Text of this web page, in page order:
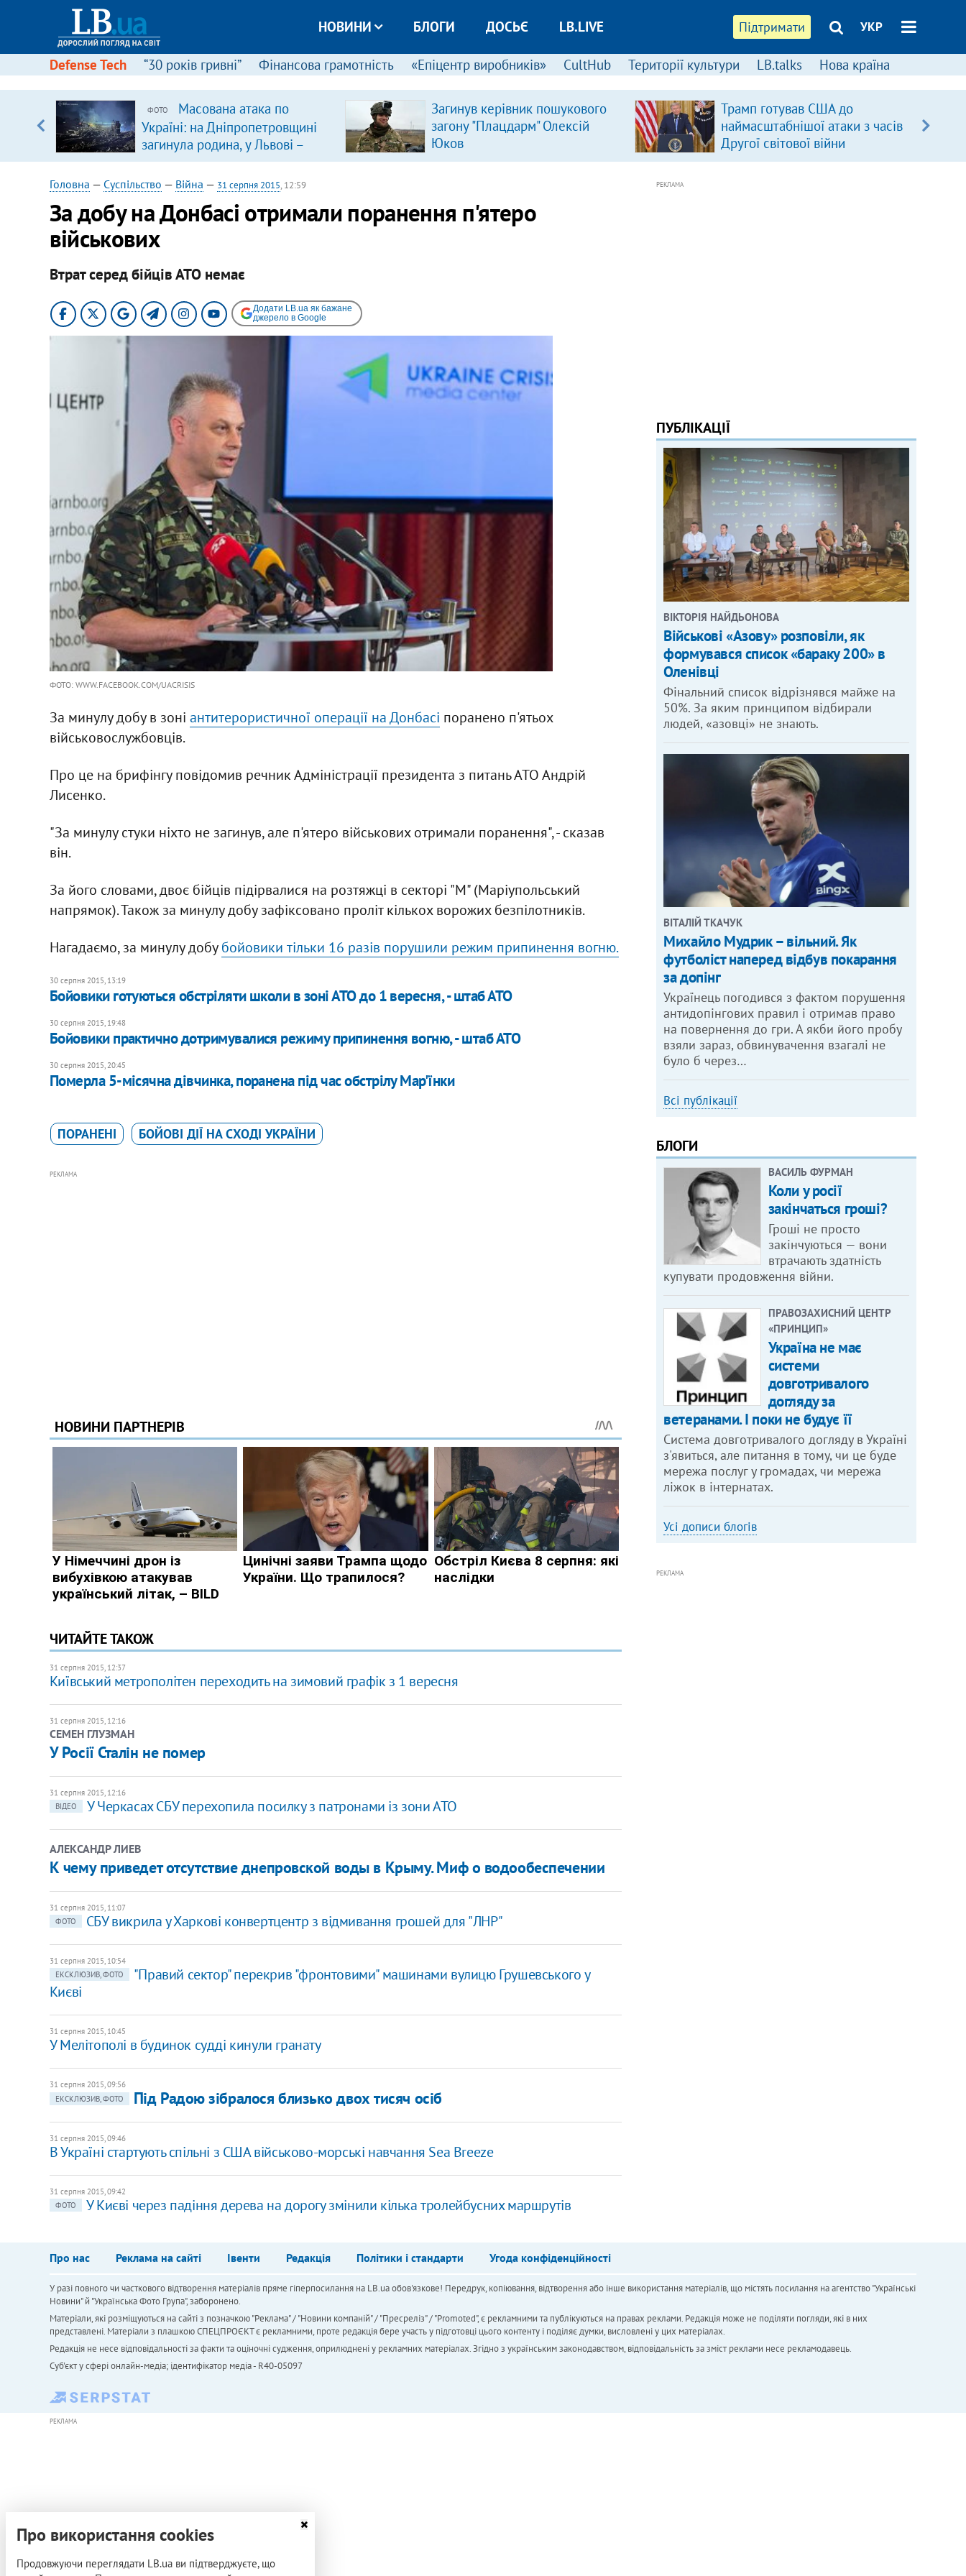
Підтримати УКР
НОВИНИ БЛОГИ ДОСЬЄ LB.LIVE
Defense Tech “30 років гривні” Фінансова грамотність «Епіцентр виробників» CultHub Території культури LB.talks Нова країна
ФОТО
Масована атака по
Україні: на Дніпропетровщині
загинула родина, у Львові –
удар по багатоповерхівках
(доповнюється)
Загинув керівник пошукового
загону "Плацдарм" Олексій
Юков
Трамп готував США до
наймасштабнішої атаки з часів
Другої світової війни
Головна — Суспільство — Війна — 31 серпня 2015, 12:59
За добу на Донбасі отримали поранення п'ятеро
військових
Втрат серед бійців АТО немає
Додати LB.ua як бажане
джерело в Google
ФОТО: WWW.FACEBOOK.COM/UACRISIS
За минулу добу в зоні антитерористичної операції на Донбасі поранено п'ятьох
військовослужбовців.
Про це на брифінгу повідомив речник Адміністрації президента з питань АТО Андрій
Лисенко.
"За минулу стуки ніхто не загинув, але п'ятеро військових отримали поранення", - сказав
він.
За його словами, двоє бійців підірвалися на розтяжці в секторі "М" (Маріупольський
напрямок). Також за минулу добу зафіксовано проліт кількох ворожих безпілотників.
Нагадаємо, за минулу добубойовики тільки 16 разів порушили режим припинення вогню.
30 серпня 2015, 13:19
Бойовики готуються обстріляти школи в зоні АТО до 1 вересня, - штаб АТО
30 серпня 2015, 19:48
Бойовики практично дотримувалися режиму припинення вогню, - штаб АТО
30 серпня 2015, 20:45
Померла 5-місячна дівчинка, поранена під час обстрілу Мар'їнки
ПОРАНЕНІ БОЙОВІ ДІЇ НА СХОДІ УКРАЇНИ
РЕКЛАМА
ЧИТАЙТЕ ТАКОЖ
31 серпня 2015, 12:37
Київський метрополітен переходить на зимовий графік з 1 вересня
31 серпня 2015, 12:16
СЕМЕН ГЛУЗМАН
У Росії Сталін не помер
31 серпня 2015, 12:16
ВІДЕО
У Черкасах СБУ перехопила посилку з патронами із зони АТО
АЛЕКСАНДР ЛИЕВ
К чему приведет отсутствие днепровской воды в Крыму. Миф о водообеспечении
31 серпня 2015, 11:07
ФОТО
СБУ викрила у Харкові конвертцентр з відмивання грошей для "ЛНР"
31 серпня 2015, 10:54
ЕКСКЛЮЗИВ, ФОТО
"Правий сектор" перекрив "фронтовими" машинами вулицю Грушевського у
Києві
31 серпня 2015, 10:45
У Мелітополі в будинок судді кинули гранату
31 серпня 2015, 09:56
ЕКСКЛЮЗИВ, ФОТО
Під Радою зібралося близько двох тисяч осіб
31 серпня 2015, 09:46
В Україні стартують спільні з США військово-морські навчання Sea Breeze
31 серпня 2015, 09:42
ФОТО
У Києві через падіння дерева на дорогу змінили кілька тролейбусних маршрутів
РЕКЛАМА
ПУБЛІКАЦІЇ
ВІКТОРІЯ НАЙДЬОНОВА
Військові «Азову» розповіли, як
формувався список «бараку 200» в
Оленівці
Фінальний список відрізнявся майже на
50%. За яким принципом відбирали
людей, «азовці» не знають.
ВІТАЛІЙ ТКАЧУК
Михайло Мудрик – вільний. Як
футболіст наперед відбув покарання
за допінг
Українець погодився з фактом порушення
антидопінгових правил і отримав право
на повернення до гри. А якби його пробу
взяли зараз, обвинувачення взагалі не
було б через…
Всі публікації
БЛОГИ
ВАСИЛЬ ФУРМАН
Коли у росії
закінчаться гроші?
Гроші не просто
закінчуються — вони
втрачають здатність
купувати продовження війни.
ПРАВОЗАХИСНИЙ ЦЕНТР
«ПРИНЦИП»
Україна не має
системи
довготривалого
догляду за
ветеранами. І поки не будує її
Система довготривалого догляду в Україні
з'явиться, але питання в тому, чи це буде
мережа послуг у громадах, чи мережа
ліжок в інтернатах.
Усі дописи блогів
РЕКЛАМА
Про нас Реклама на сайті Івенти Редакція Політики і стандарти Угода конфіденційності
У разі повного чи часткового відтворення матеріалів пряме гіперпосилання на LB.ua обов'язкове! Передрук, копіювання, відтворення або інше використання матеріалів, що містять посилання на агентство "Українськi
Новини" й "Українська Фото Група", заборонено.
Матеріали, які розміщуються на сайті з позначкою "Реклама" / "Новини компаній" / "Пресреліз" / "Promoted", є рекламними та публікуються на правах реклами. Редакція може не поділяти погляди, які в них
представлені. Матеріали з плашкою СПЕЦПРОЄКТ є рекламними, проте редакція бере участь у підготовці цього контенту і поділяє думки, висловлені у цих матеріалах.
Редакція не несе відповідальності за факти та оціночні судження, оприлюднені у рекламних матеріалах. Згідно з українським законодавством, відповідальність за зміст реклами несе рекламодавець.
Cуб'єкт у сфері онлайн-медіа; ідентифікатор медіа - R40-05097
РЕКЛАМА
Про використання cookies
Продовжуючи переглядати LB.ua ви підтверджуєте, що